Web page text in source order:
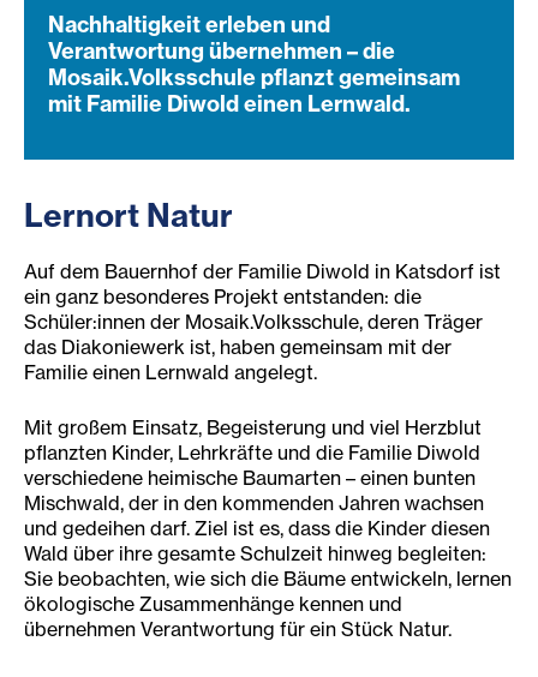
Nachhaltigkeit erleben und
Verantwortung übernehmen – die
Mosaik.Volksschule pflanzt gemeinsam
mit Familie Diwold einen Lernwald.
Lernort Natur
Auf dem Bauernhof der Familie Diwold in Katsdorf ist
ein ganz besonderes Projekt entstanden: die
Schüler:innen der Mosaik.Volksschule, deren Träger
das Diakoniewerk ist, haben gemeinsam mit der
Familie einen Lernwald angelegt.
Mit großem Einsatz, Begeisterung und viel Herzblut
pflanzten Kinder, Lehrkräfte und die Familie Diwold
verschiedene heimische Baumarten – einen bunten
Mischwald, der in den kommenden Jahren wachsen
und gedeihen darf. Ziel ist es, dass die Kinder diesen
Wald über ihre gesamte Schulzeit hinweg begleiten:
Sie beobachten, wie sich die Bäume entwickeln, lernen
ökologische Zusammenhänge kennen und
übernehmen Verantwortung für ein Stück Natur.